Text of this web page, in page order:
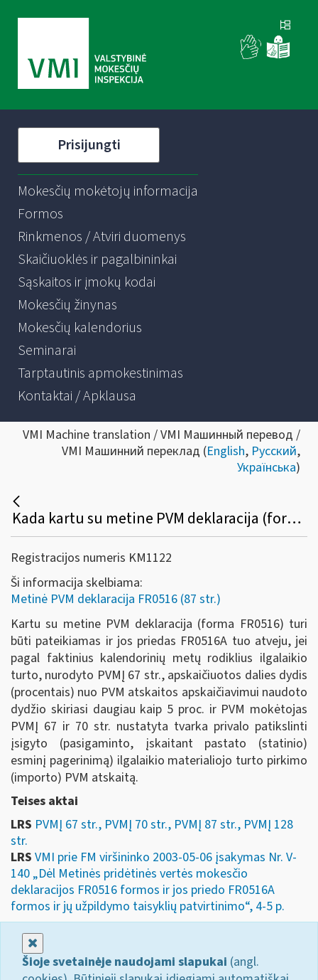
Prisijungti
Mokesčių mokėtojų informacija
Formos
Rinkmenos / Atviri duomenys
Skaičiuoklės ir pagalbininkai
Sąskaitos ir įmokų kodai
Mokesčių žinynas
Mokesčių kalendorius
Seminarai
Tarptautinis apmokestinimas
Kontaktai / Apklausa
VMI Machine translation / VMI Машинный перевод /
VMI Машинний переклад (English, Русский,
Українська)
Kada kartu su metine PVM deklaracija (forma FR0516) turi būti pateikiamas ir jos priedas (FR0516A))?
Registracijos numeris KM1122
Ši informacija skelbiama:
Metinė PVM deklaracija FR0516 (87 str.)
Kartu su metine PVM deklaracija (forma FR0516) turi
būti pateikiamas ir jos priedas FR0516A tuo atveju, jei
pagal faktinius kalendorinių metų rodiklius ilgalaikio
turto, nurodyto PVMĮ 67 str., apskaičiuotos dalies dydis
(procentais) nuo PVM atskaitos apskaičiavimui naudoto
dydžio skiriasi daugiau kaip 5 proc. ir PVM mokėtojas
PVMĮ 67 ir 70 str. nustatyta tvarka privalo patikslinti
įsigyto (pasigaminto, įskaitant pastato (statinio)
esminį pagerinimą) ilgalaikio materialiojo turto pirkimo
(importo) PVM atskaitą.
Teises aktai
LRS PVMĮ 67 str., PVMĮ 70 str., PVMĮ 87 str., PVMĮ 128
str.
LRS VMI prie FM viršininko 2003-05-06 įsakymas Nr. V-
140 „Dėl Metinės pridėtinės vertės mokesčio
deklaracijos FR0516 formos ir jos priedo FR0516A
formos ir jų užpildymo taisyklių patvirtinimo“, 4-5 p.
Šioje svetainėje naudojami slapukai (angl.